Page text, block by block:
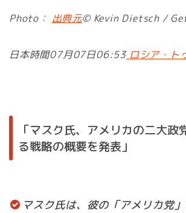
Photo： 出典元© Kevin Dietsch /
日本時間07月07日06:53 ロシア・ト
「マスク氏、アメリカの二大政
る戦略の概要を発表」
マスク氏は、彼の「アメリカ党